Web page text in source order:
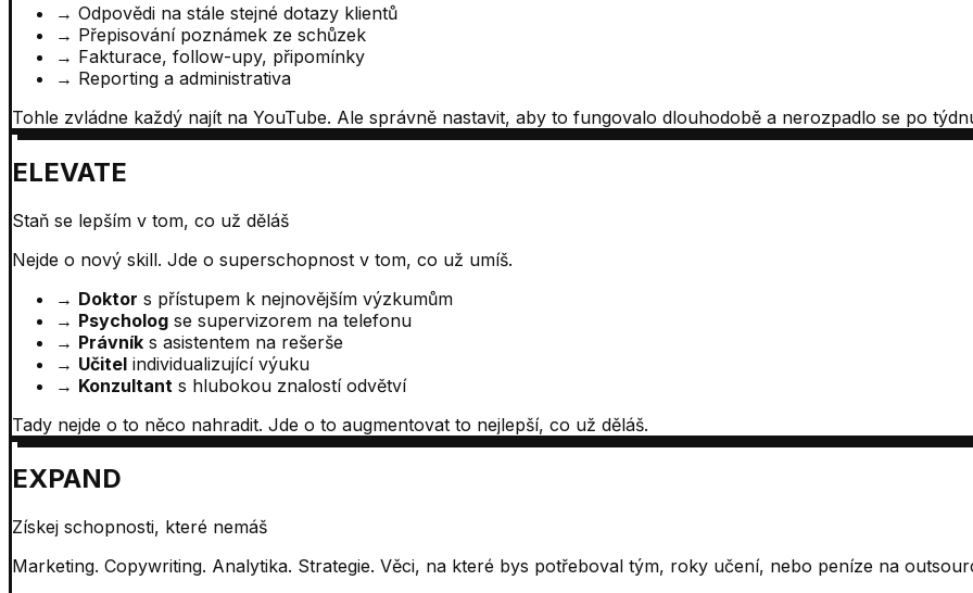
→ Odpovědi na stále stejné dotazy klientů
→ Přepisování poznámek ze schůzek
→ Fakturace, follow-upy, připomínky
→ Reporting a administrativa
Tohle zvládne každý najít na YouTube. Ale správně nastavit, aby to fungovalo dlouhodobě a nerozpadlo se po
ELEVATE
Staň se lepším v tom, co už děláš
Nejde o nový skill. Jde o superschopnost v tom, co už umíš.
→ Doktor s přístupem k nejnovějším výzkumům
→ Psycholog se supervizorem na telefonu
→ Právník s asistentem na rešerše
→ Učitel individualizující výuku
→ Konzultant s hlubokou znalostí odvětví
Tady nejde o to něco nahradit. Jde o to augmentovat to nejlepší, co už děláš.
EXPAND
Získej schopnosti, které nemáš
Marketing. Copywriting. Analytika. Strategie. Věci, na které bys potřeboval tým, roky učení, nebo peníze na